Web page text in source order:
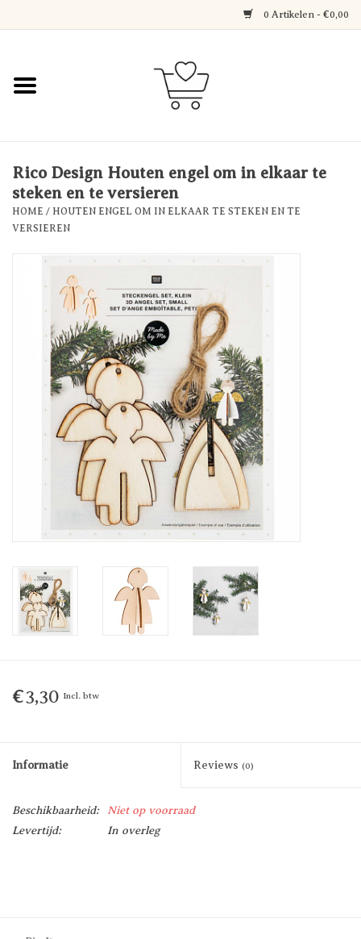
0 Artikelen - €0,00
Home
Decoratie
Over Axelle & Din Hobby
Corner
Rico Design Houten engel om in elkaar te
steken en te versieren
HOME / HOUTEN ENGEL OM IN ELKAAR TE STEKEN EN TE
VERSIEREN
€3,30 Incl. btw
Informatie Reviews (0)
Beschikbaarheid:
Niet op voorraad
Levertijd:
In overleg